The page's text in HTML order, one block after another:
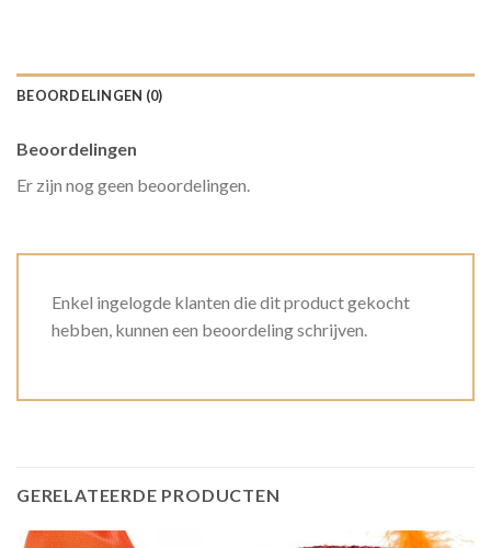
BEOORDELINGEN (0)
Beoordelingen
Er zijn nog geen beoordelingen.
Enkel ingelogde klanten die dit product gekocht
hebben, kunnen een beoordeling schrijven.
GERELATEERDE PRODUCTEN